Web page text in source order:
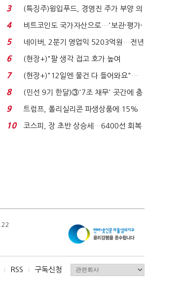
국전쟁’
3
(특징주)윙입푸드, 경영진 주가 부양 의
지에 상한가...
4
비트코인도 국가자산으로…'보관·평가·
처분' 기준은 ...
5
네이버, 2분기 영업익 5203억원…전년
비 0.2% 감소...
6
(현장+)"팔 생각 접고 호가 높여
요"…'덜 똘똘한 한 채' 20...
7
(현장+)"12일엔 물건 다 들어와요"…
빈 매대 채우며 문 연 ...
8
(민선 9기 한달)③'7조 채무' 곳간에 충
격…추미애, 20년...
9
트럼프, 폴리실리콘 파생상품에 15%
관세…"미 산업 재건"...
10
코스피, 장 초반 상승세…6400선 회복
22
I RSS I 구독신청